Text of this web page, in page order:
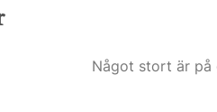
Något stort är på